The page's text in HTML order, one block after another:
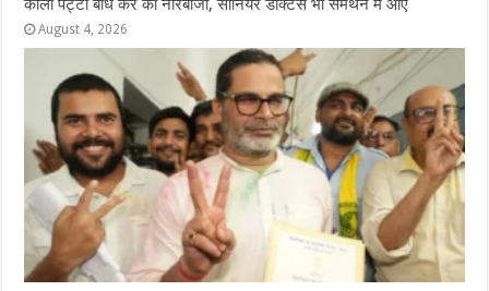
काली पट्टी बांध कर की नारेबाजी, सीनियर डॉक्टर्स भी समर्थन में आए
August 4, 2026